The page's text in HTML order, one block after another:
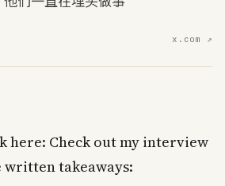
x.com ↗
here: Check outmy interview
writtentakeaways: